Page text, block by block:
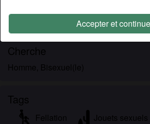
Accepter et
un mec peu importe ton âge par
sur l’hygiène. Je ne fais rien sans
Cherche
Homme, Bisexuel(le)
Tags
Fellation Jouets sexuels